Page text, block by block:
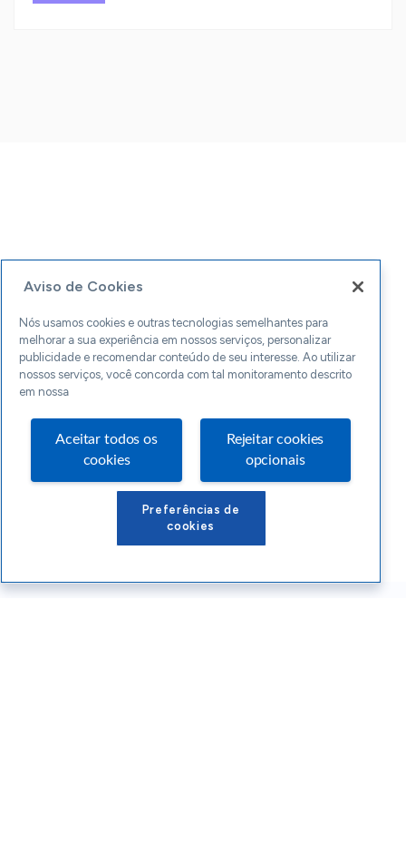
Aviso de Cookies
Nós usamos cookies e outras tecnologias semelhantes para
melhorar a sua experiência em nossos serviços, personalizar
publicidade e recomendar conteúdo de seu interesse. Ao utilizar
nossos serviços, você concorda com tal monitoramento descrito
em nossa
Aceitar todos os
cookies
Rejeitar cookies
opcionais
Preferências de
cookies